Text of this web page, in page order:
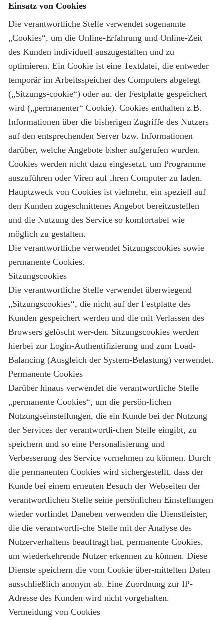
Einsatz von Cookies
Die verantwortliche Stelle verwendet sogenannte
„Cookies“, um die Online-Erfahrung und Online-Zeit
des Kunden individuell auszugestalten und zu
optimieren. Ein Cookie ist eine Textdatei, die entweder
temporär im Arbeitsspeicher des Computers abgelegt
(„Sitzungs-cookie“) oder auf der Festplatte gespeichert
wird („permanenter“ Cookie). Cookies enthalten z.B.
Informationen über die bisherigen Zugriffe des Nutzers
auf den entsprechenden Server bzw. Informationen
darüber, welche Angebote bisher aufgerufen wurden.
Cookies werden nicht dazu eingesetzt, um Programme
auszuführen oder Viren auf Ihren Computer zu laden.
Hauptzweck von Cookies ist vielmehr, ein speziell auf
den Kunden zugeschnittenes Angebot bereitzustellen
und die Nutzung des Service so komfortabel wie
möglich zu gestalten.
Die verantwortliche verwendet Sitzungscookies sowie
permanente Cookies.
Sitzungscookies
Die verantwortliche Stelle verwendet überwiegend
„Sitzungscookies“, die nicht auf der Festplatte des
Kunden gespeichert werden und die mit Verlassen des
Browsers gelöscht wer-den. Sitzungscookies werden
hierbei zur Login-Authentifizierung und zum Load-
Balancing (Ausgleich der System-Belastung) verwendet.
Permanente Cookies
Darüber hinaus verwendet die verantwortliche Stelle
„permanente Cookies“, um die persön-lichen
Nutzungseinstellungen, die ein Kunde bei der Nutzung
der Services der verantwortli-chen Stelle eingibt, zu
speichern und so eine Personalisierung und
Verbesserung des Service vornehmen zu können. Durch
die permanenten Cookies wird sichergestellt, dass der
Kunde bei einem erneuten Besuch der Webseiten der
verantwortlichen Stelle seine persönlichen Einstellungen
wieder vorfindet Daneben verwenden die Dienstleister,
die die verantwortli-che Stelle mit der Analyse des
Nutzerverhaltens beauftragt hat, permanente Cookies,
um wiederkehrende Nutzer erkennen zu können. Diese
Dienste speichern die vom Cookie über-mittelten Daten
ausschließlich anonym ab. Eine Zuordnung zur IP-
Adresse des Kunden wird nicht vorgehalten.
Vermeidung von Cookies